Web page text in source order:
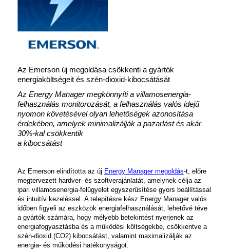
Az Emerson új megoldása csökkenti a gyártók
energiaköltségeit és szén-dioxid-kibocsátását
Az Energy Manager megkönnyíti a villamosenergia-
felhasználás monitorozását, a felhasználás valós idejű
nyomon követésével olyan lehetőségek azonosítása
érdekében, amelyek minimalizálják a pazarlást és akár
30%-kal csökkentik
a kibocsátást
Az Emerson elindította az új Energy Manager megoldás-t, előre
megtervezett hardver- és szoftverajánlatát, amelynek célja az
ipari villamosenergia-felügyelet egyszerűsítése gyors beállítással
és intuitív kezeléssel. A telepítésre kész Energy Manager valós
időben figyeli az eszközök energiafelhasználását, lehetővé téve
a gyártók számára, hogy mélyebb betekintést nyerjenek az
energiafogyasztásba és a működési költségekbe, csökkentve a
szén-dioxid (CO2) kibocsátást, valamint maximalizálják az
energia- és működési hatékonyságot.